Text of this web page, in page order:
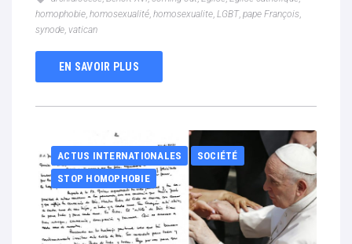
homophobie, homosexualité, homosexualite, LGBT, pape François,
synode, vatican
EN SAVOIR PLUS
ACTUS INTERNATIONALES
SOCIÉTÉ
STOP HOMOPHOBIE